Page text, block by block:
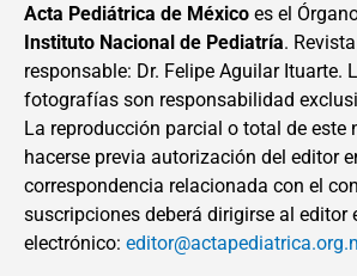
Acta Pediátrica de México es el
Instituto Nacional de Pediatría.
responsable: Dr. Felipe Aguilar Ituarte.
fotografías son responsabilidad
La reproducción parcial o total de este
hacerse previa autorización del editor
correspondencia relacionada con el
suscripciones deberá dirigirse al editor
electrónico: